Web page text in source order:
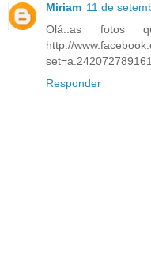
Miriam 11 de
Olá..as fotos
http://
Responder